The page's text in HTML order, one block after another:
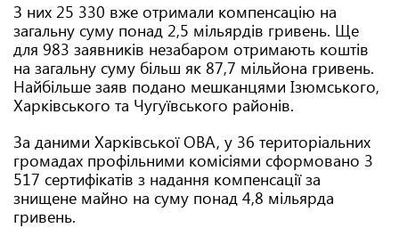
З них 25 330 вже отримали компенсацію на
загальну суму понад 2,5 мільярдів гривень. Ще
для 983 заявників незабаром отримають коштів
на загальну суму більш як 87,7 мільйона гривень.
Найбільше заяв подано мешканцями Ізюмського,
Харківського та Чугуївського районів.
За даними Харківської ОВА, у 36 територіальних
громадах профільними комісіями сформовано 3
517 сертифікатів з надання компенсації за
знищене майно на суму понад 4,8 мільярда
гривень.